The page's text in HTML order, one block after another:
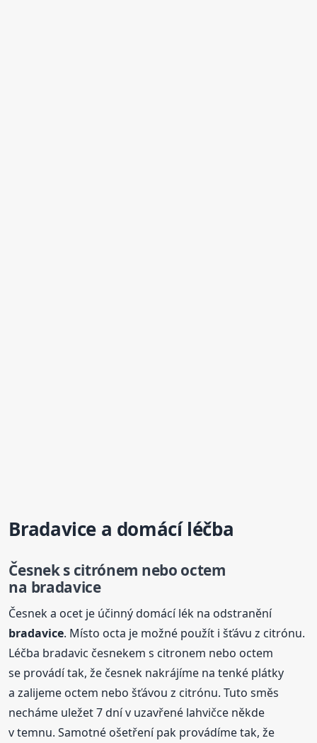
Bradavicea domácí léčba
Česnek s citrónem nebo octem
na bradavice
Česnek a ocet je účinný domácí lék na odstranění
bradavice. Místo octa je možné použít i šťávu z citrónu.
Léčba bradavic česnekem s citronem nebo octem
se provádí tak, že česnek nakrájíme na tenké plátky
a zalijeme octem nebo šťávou z citrónu. Tuto směs
necháme uležet 7 dní v uzavřené lahvičce někde
v temnu. Samotné ošetření pak provádíme tak, že